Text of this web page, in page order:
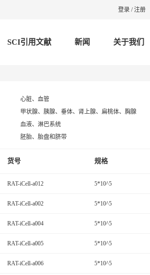
登录 /注册
SCI引用文献 新闻 关于我们
心脏、血管
甲状腺、胰腺、垂体、肾上腺、扁桃体、胸腺
血液、淋巴系统
胚胎、胎盘和脐带
货号 规格
RAT-iCell-a012 5*10^5
RAT-iCell-a002 5*10^5
RAT-iCell-a004 5*10^5
RAT-iCell-a005 5*10^5
RAT-iCell-a006 5*10^5